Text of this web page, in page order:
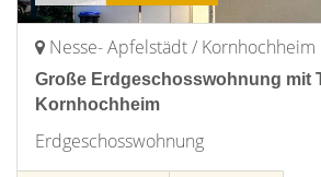
Nesse- Apfelstädt / Kornhochheim
Große Erdgeschosswohnung mit
Kornhochheim
Erdgeschosswohnung